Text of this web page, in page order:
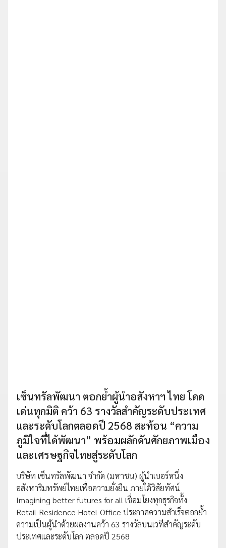
เซ็นทรัลพัฒนา ตอกย้ำผู้นำอสังหาฯ ไทย โดด
เด่นทุกมิติ คว้า 63 รางวัลสำคัญระดับประเทศ
และระดับโลกตลอดปี 2568 สะท้อน “ความ
ภูมิใจที่ได้พัฒนา” พร้อมผลักดันศักยภาพเมือง
และเศรษฐกิจไทยสู่ระดับโลก
บริษัท เซ็นทรัลพัฒนา จำกัด (มหาชน) ผู้นำเบอร์หนึ่ง
อสังหาริมทรัพย์ไทยเพื่อความยั่งยืน ภายใต้วิสัยทัศน์
Imagining better futures for all เชื่อมโยงทุกธุรกิจทั้ง
Retail-Residence-Hotel-Office ประกาศความสำเร็จตอกย้ำ
ความเป็นผู้นำด้วยผลงานคว้า 63 รางวัลบนเวทีสำคัญระดับ
ประเทศและระดับโลก ตลอดปี 2568